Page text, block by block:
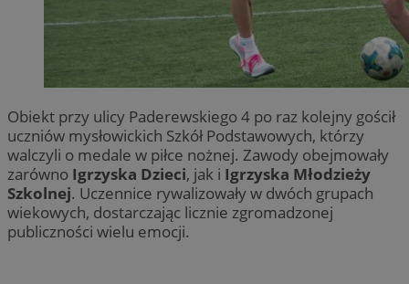
Obiekt przy ulicy Paderewskiego 4 po raz kolejny gościł
uczniów mysłowickich Szkół Podstawowych, którzy
walczyli o medale w piłce nożnej. Zawody obejmowały
zarówno Igrzyska Dzieci, jak i Igrzyska Młodzieży
Szkolnej. Uczennice rywalizowały w dwóch grupach
wiekowych, dostarczając licznie zgromadzonej
publiczności wielu emocji.